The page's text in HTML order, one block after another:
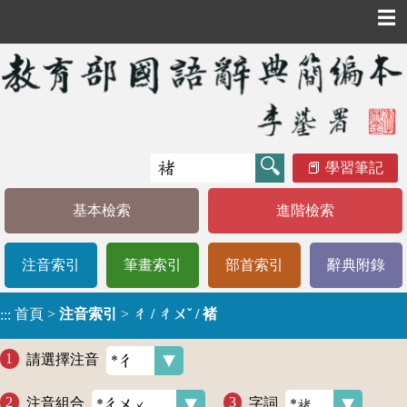
☰
學習筆記
基本檢索 進階檢索
注音索引 筆畫索引 部首索引 辭典附錄
::: 首頁 > 注音索引 > ㄔ / ㄔㄨˇ / 褚
請選擇注音
注音組合 字詞